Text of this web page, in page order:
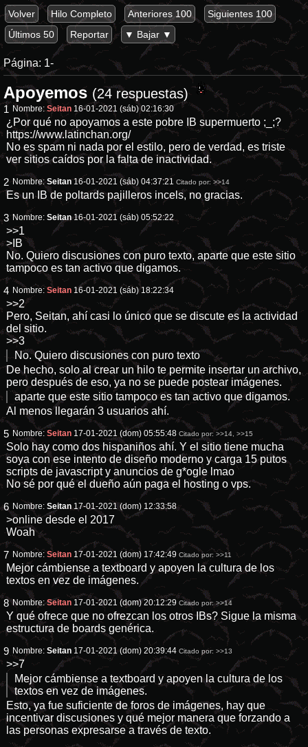
Volver Hilo Completo Anteriores 100
Siguientes 100
Últimos 50
Reportar ▼ Bajar ▼
Página: 1-
Apoyemos (24 respuestas)
1 Nombre:Seitan 16-01-2021 (sáb) 02:16:30
¿Por qué no apoyamos a este pobre IB supermuerto ;_;?
https://www.latinchan.org/
No es spam ni nada por el estilo, pero de verdad, es triste
ver sitios caídos por la falta de inactividad.
2 Nombre:Seitan 16-01-2021 (sáb) 04:37:21 Citado por:>>14
Es un IB de poltards pajilleros incels, no gracias.
3 Nombre:Seitan 16-01-2021 (sáb) 05:52:22
>>1
>IB
No. Quiero discusiones con puro texto, aparte que este sitio
tampoco es tan activo que digamos.
4 Nombre:Seitan 16-01-2021 (sáb) 18:22:34
>>2
Pero, Seitan, ahí casi lo único que se discute es la actividad
del sitio.
>>3
No. Quiero discusiones con puro texto
De hecho, solo al crear un hilo te permite insertar un archivo,
pero después de eso, ya no se puede postear imágenes.
aparte que este sitio tampoco es tan activo que digamos.
Al menos llegarán 3 usuarios ahí.
5 Nombre:Seitan 17-01-2021 (dom) 05:55:48 Citado por:>>14,>>15
Solo hay como dos hispaniños ahí. Y el sitio tiene mucha
soya con ese intento de diseño moderno y carga 15 putos
scripts de javascript y anuncios de g*ogle lmao
No sé por qué el dueño aún paga el hosting o vps.
6 Nombre:Seitan 17-01-2021 (dom) 12:33:58
>online desde el 2017
Woah
7 Nombre:Seitan 17-01-2021 (dom) 17:42:49 Citado por:>>11
Mejor cámbiense a textboard y apoyen la cultura de los
textos en vez de imágenes.
8 Nombre:Seitan 17-01-2021 (dom) 20:12:29 Citado por:>>14
Y qué ofrece que no ofrezcan los otros IBs? Sigue la misma
estructura de boards genérica.
9 Nombre:Seitan 17-01-2021 (dom) 20:39:44 Citado por:>>13
>>7
Mejor cámbiense a textboard y apoyen la cultura de los
textos en vez de imágenes.
Esto, ya fue suficiente de foros de imágenes, hay que
incentivar discusiones y qué mejor manera que forzando a
las personas expresarse a través de texto.